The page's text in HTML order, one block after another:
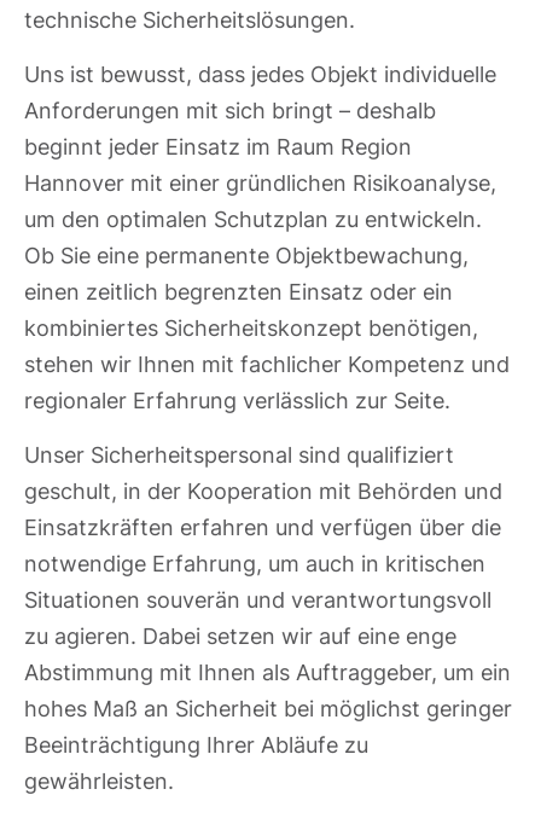
technische Sicherheitslösungen.
Uns ist bewusst, dass jedes Objekt individuelle
Anforderungen mit sich bringt – deshalb
beginnt jeder Einsatz im Raum Region
Hannover mit einer gründlichen Risikoanalyse,
um den optimalen Schutzplan zu entwickeln.
Ob Sie eine permanente Objektbewachung,
einen zeitlich begrenzten Einsatz oder ein
kombiniertes Sicherheitskonzept benötigen,
stehen wir Ihnen mit fachlicher Kompetenz und
regionaler Erfahrung verlässlich zur Seite.
Unser Sicherheitspersonal sind qualifiziert
geschult, in der Kooperation mit Behörden und
Einsatzkräften erfahren und verfügen über die
notwendige Erfahrung, um auch in kritischen
Situationen souverän und verantwortungsvoll
zu agieren. Dabei setzen wir auf eine enge
Abstimmung mit Ihnen als Auftraggeber, um ein
hohes Maß an Sicherheit bei möglichst geringer
Beeinträchtigung Ihrer Abläufe zu
gewährleisten.